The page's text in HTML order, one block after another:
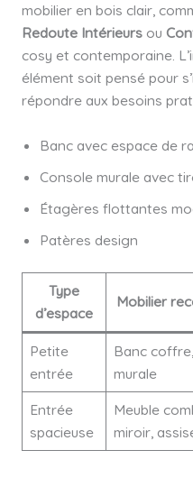
mobilier en bois clair,
Redoute Intérieursou
cosy et contemporaine.
élément soit pensé pour
répondre aux besoins
Banc avec espace de
Console murale avec
Étagères flottantes
Patères design
Type
d’espace
Mobilier
Petite
entrée
Banc
murale
Entrée
spacieuse
Meuble
miroir,